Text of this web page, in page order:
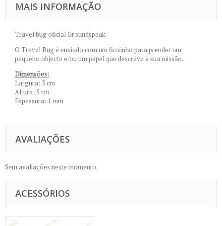
MAIS INFORMAÇÃO
Travel bug oficial Groundspeak.
O Travel Bug é enviado com um fiozinho para prender um
pequeno objecto e/ou um papel que descreve a sua missão.
Dimensões:
Largura: 3 cm
Altura: 5 cm
Espessura: 1 mm
AVALIAÇÕES
Sem avaliações neste momento.
ACESSÓRIOS